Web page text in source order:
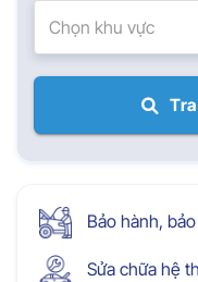
Chọn khu vực
Bảo hành,
Sửa chữa hệ